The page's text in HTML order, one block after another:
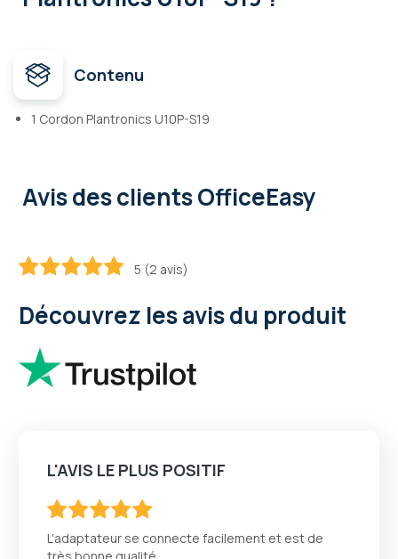
Contenu
1 Cordon Plantronics U10P-S19
Avis des clients OfficeEasy
5 (2 avis)
Découvrez les avis du produit
L'AVIS LE PLUS POSITIF
L'adaptateur se connecte facilement et est de